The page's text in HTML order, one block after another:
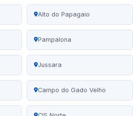
Alto do Papagaio
Pampalona
Jussara
Campo do Gado Velho